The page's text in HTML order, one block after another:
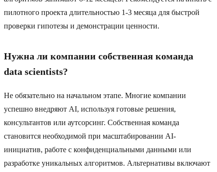
пилотного проекта длительностью 1-3 месяца для быстрой
проверки гипотезы и демонстрации ценности.
Нужна ли компании собственная команда
data scientists?
Не обязательно на начальном этапе. Многие компании
успешно внедряют AI, используя готовые решения,
консультантов или аутсорсинг. Собственная команда
становится необходимой при масштабировании AI-
инициатив, работе с конфиденциальными данными или
разработке уникальных алгоритмов. Альтернативы включают